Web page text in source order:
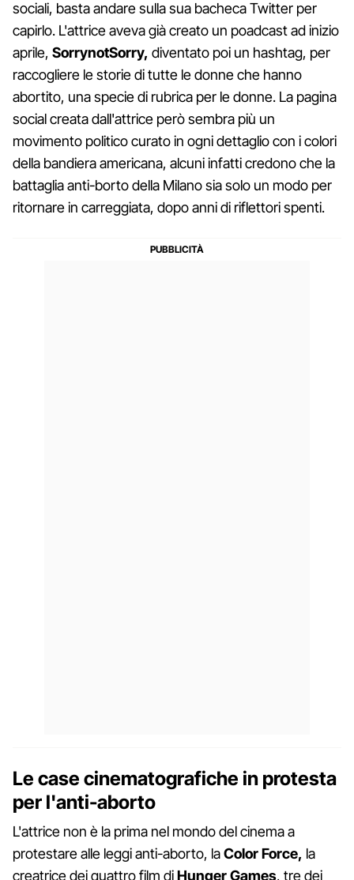
sociali, basta andare sulla sua bacheca Twitter per
capirlo. L'attrice aveva già creato un poadcast ad inizio
aprile, SorrynotSorry, diventato poi un hashtag, per
raccogliere le storie di tutte le donne che hanno
abortito, una specie di rubrica per le donne. La pagina
social creata dall'attrice però sembra più un
movimento politico curato in ogni dettaglio con i colori
della bandiera americana, alcuni infatti credono che la
battaglia anti-borto della Milano sia solo un modo per
ritornare in carreggiata, dopo anni di riflettori spenti.
Le case cinematografiche in protesta
per l'anti-aborto
L'attrice non è la prima nel mondo del cinema a
protestare alle leggi anti-aborto, laColor Force, la
creatrice dei quattro film diHunger Games, tre dei